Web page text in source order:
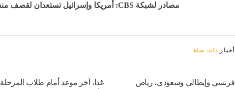
مصادر لشبكة CBS: أمريكا وإسرائيل تستعدان لقصف منشآت قطاع الطاقة في إيران
أخبار ذات صلة
فرنسي وإيطالي وسعودي، رياض
غدا، آخر موعد أمام طلاب المرحلة